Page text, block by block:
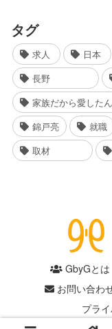
タグ
求人 日本
長野
家族だから愛した
錦戸亮
就職
取材
GbyGとは
お問い合わ
プラ